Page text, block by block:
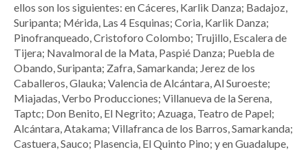
ellos son los siguientes: en Cáceres, Karlik Danza; Badajoz,
Suripanta; Mérida, Las 4 Esquinas; Coria, Karlik Danza;
Pinofranqueado, Cristoforo Colombo; Trujillo, Escalera de
Tijera; Navalmoral de la Mata, Paspié Danza; Puebla de
Obando, Suripanta; Zafra, Samarkanda; Jerez de los
Caballeros, Glauka; Valencia de Alcántara, Al Suroeste;
Miajadas, Verbo Producciones; Villanueva de la Serena,
Taptc; Don Benito, El Negrito; Azuaga, Teatro de Papel;
Alcántara, Atakama; Villafranca de los Barros, Samarkanda;
Castuera, Sauco; Plasencia, El Quinto Pino; y en Guadalupe,